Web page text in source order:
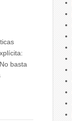
basta